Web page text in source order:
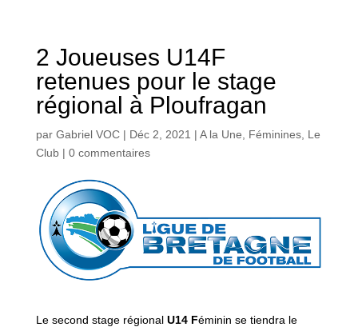
2 Joueuses U14F
retenues pour le stage
régional à Ploufragan
par Gabriel VOC| Déc 2, 2021 | A la Une, Féminines, Le
Club| 0 commentaires
Le second stage régional U14 Féminin se tiendra le